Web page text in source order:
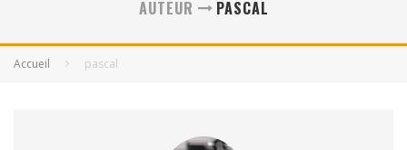
AUTEUR PASCAL
Accueil pascal